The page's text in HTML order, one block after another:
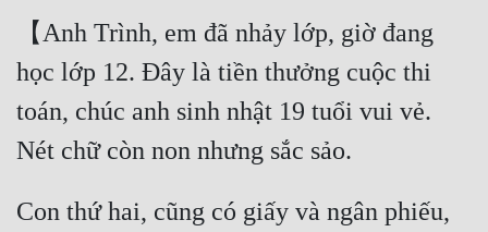
【Anh Trình, em đã nhảy lớp, giờ đang
học lớp 12. Đây là tiền thưởng cuộc thi
toán, chúc anh sinh nhật 19 tuổi vui vẻ.
Nét chữ còn non nhưng sắc sảo.
Con thứ hai, cũng có giấy và ngân phiếu,